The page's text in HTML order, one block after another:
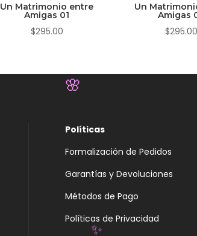
Un Matrimonio entre
Amigas 01
$295.00
Un
Amigas
$295.00
Políticas
Formalización de Pedidos
Garantías y Devoluciones
Métodos de Pago
Políticas de Privacidad
🌸